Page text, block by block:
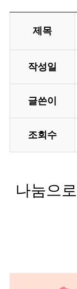
제목
작성일
글쓴이
조회수
나눔으